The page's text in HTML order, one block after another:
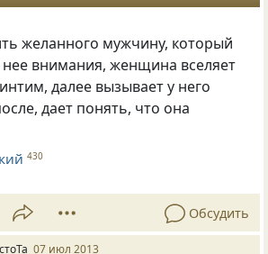
желанного мужчину, который
внимания, женщина вселяет
далее вызывает у него
дает понять, что она
430
Обсудить
07 июл 2013